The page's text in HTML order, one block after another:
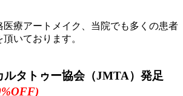
医療アートメイク、当院でも多くの患者
いております。
ルタトゥー協会（JMTA）発足